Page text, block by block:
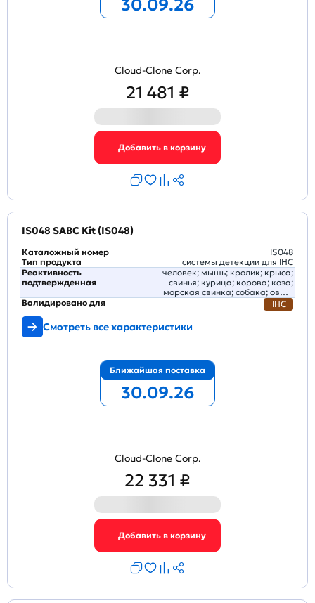
30.09.26
Cloud-Clone Corp.
21 481 ₽
IS048 SABC Kit (IS048)
Каталожный номер
IS048
Тип продукта
системы детекции для IHC
Реактивность
подтвержденная
человек; мышь; кролик; крыса;
свинья; курица; корова; коза;
морская свинка; собака; овца;
кошка; лошадь
Валидировано для IHC
Смотреть все характеристики
Ближайшая поставка
30.09.26
Cloud-Clone Corp.
22 331 ₽